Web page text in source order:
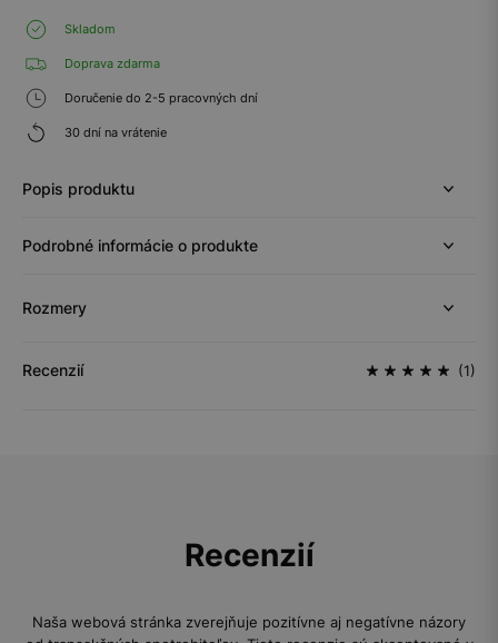
Skladom
Doprava zdarma
Doručenie do 2-5 pracovných dní
30 dní na vrátenie
Popis produktu
Podrobné informácie o produkte
Rozmery
Recenzií (1)
Recenzií
Naša webová stránka zverejňuje pozitívne aj negatívne názory